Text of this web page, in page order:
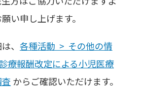
い申し上げます。
、 各種活動 > その他の情
療報酬改定による小児医療
からご確認いただけます。